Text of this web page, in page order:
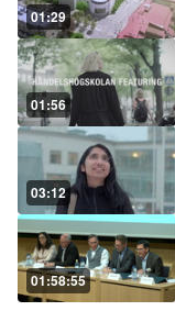
01:29
01:56
03:12
01:58:55